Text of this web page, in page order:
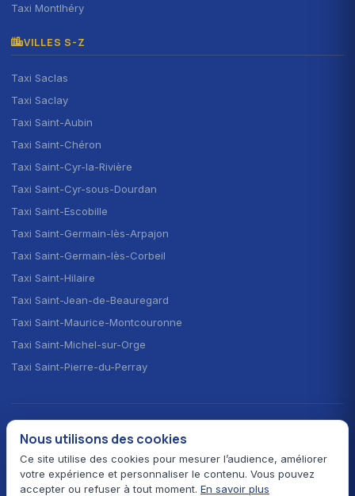
Taxi Montlhéry
VILLES S-Z
Taxi Saclas
Taxi Saclay
Taxi Saint-Aubin
Taxi Saint-Chéron
Taxi Saint-Cyr-la-Rivière
Taxi Saint-Cyr-sous-Dourdan
Taxi Saint-Escobille
Taxi Saint-Germain-lès-Arpajon
Taxi Saint-Germain-lès-Corbeil
Taxi Saint-Hilaire
Taxi Saint-Jean-de-Beauregard
Taxi Saint-Maurice-Montcouronne
Taxi Saint-Michel-sur-Orge
Taxi Saint-Pierre-du-Perray
CHOISIR LA LANGUE · CHOOSE YOUR LANGUAGE
🇫🇷Français 🇬🇧English
Nous utilisons des cookies
Ce site utilise des cookies pour mesurer l’audience, améliorer
votre expérience et personnaliser le contenu. Vous pouvez
accepter ou refuser à tout moment. En savoir plus